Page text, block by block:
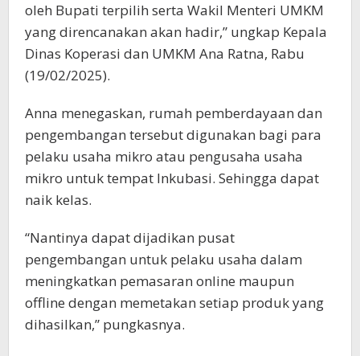
oleh Bupati terpilih serta Wakil Menteri UMKM
yang direncanakan akan hadir,” ungkap Kepala
Dinas Koperasi dan UMKM Ana Ratna, Rabu
(19/02/2025).
Anna menegaskan, rumah pemberdayaan dan
pengembangan tersebut digunakan bagi para
pelaku usaha mikro atau pengusaha usaha
mikro untuk tempat Inkubasi. Sehingga dapat
naik kelas.
“Nantinya dapat dijadikan pusat
pengembangan untuk pelaku usaha dalam
meningkatkan pemasaran online maupun
offline dengan memetakan setiap produk yang
dihasilkan,” pungkasnya.